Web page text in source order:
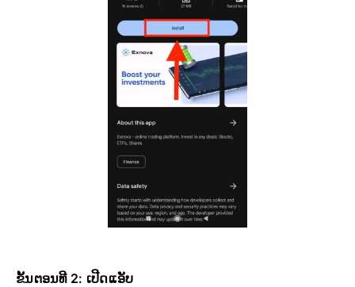
ຂັ້ນຕອນທີ 2: ເປີດແອັບ